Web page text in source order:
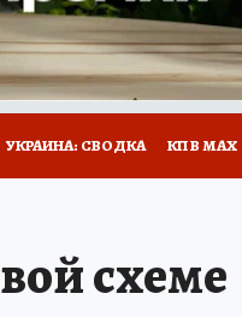
УКРАИНА: СВОДКА КП В МАХ
схеме